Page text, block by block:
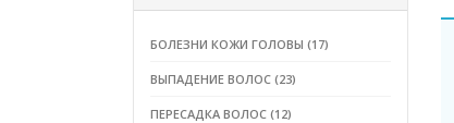
БОЛЕЗНИ КОЖИ ГОЛОВЫ (17)
ВЫПАДЕНИЕ ВОЛОС (23)
ПЕРЕСАДКА ВОЛОС (12)